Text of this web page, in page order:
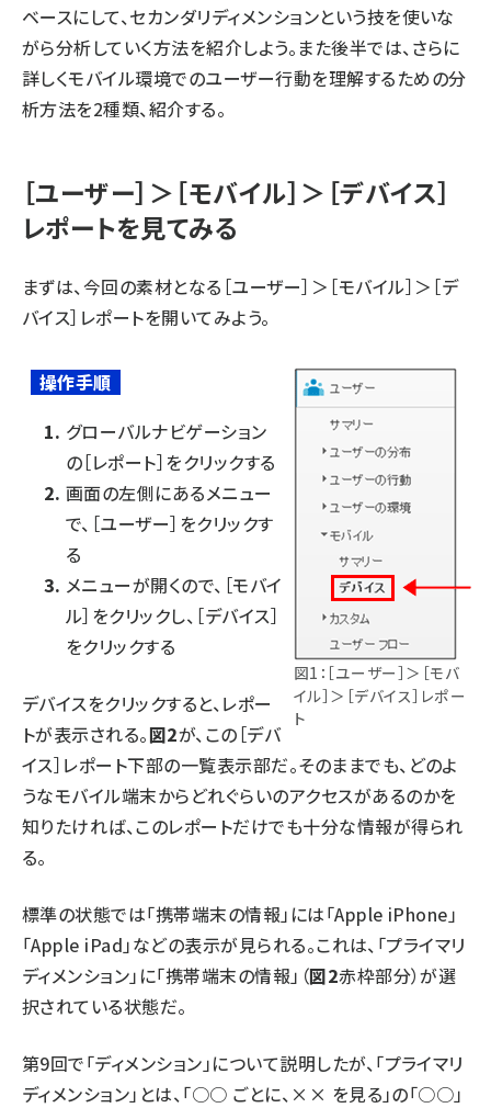
ベースにして、セカンダリディメンションという技を使いな
がら分析していく方法を紹介しよう。また後半では、さらに
詳しくモバイル環境でのユーザー行動を理解するための分
析方法を2種類、紹介する。
［ユーザー］＞［モバイル］＞［デバイス］
レポートを見てみる
まずは、今回の素材となる［ユーザー］＞［モバイル］＞［デ
バイス］レポートを開いてみよう。
図1：［ユーザー］＞［モバ
イル］＞［デバイス］レポー
ト
操作手順
グローバルナビゲーション
の［レポート］をクリックする
画面の左側にあるメニュー
で、［ユーザー］をクリックす
る
メニューが開くので、［モバイ
ル］をクリックし、［デバイス］
をクリックする
デバイスをクリックすると、レポー
トが表示される。図2が、この［デバ
イス］レポート下部の一覧表示部だ。そのままでも、どのよ
うなモバイル端末からどれぐらいのアクセスがあるのかを
知りたければ、このレポートだけでも十分な情報が得られ
る。
標準の状態では「携帯端末の情報」には「Apple iPhone」
「Apple iPad」などの表示が見られる。これは、「プライマリ
ディメンション」に「携帯端末の情報」（図2赤枠部分）が選
択されている状態だ。
第9回で「ディメンション」について説明したが、「プライマリ
ディメンション」とは、「○○ ごとに、×× を見る」の「○○」